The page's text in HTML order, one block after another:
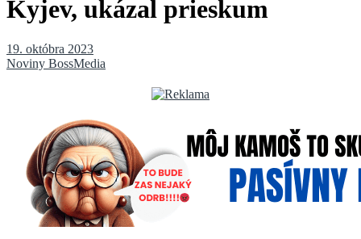
Kyjev, ukázal prieskum
19. októbra 2023
Noviny BossMedia